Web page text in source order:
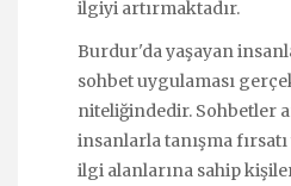
ilgiyi artırmaktadır.
Burdur'da yaşayan
sohbet uygulaması
niteliğindedir. Sohbetler
insanlarla tanışma
ilgi alanlarına sahip